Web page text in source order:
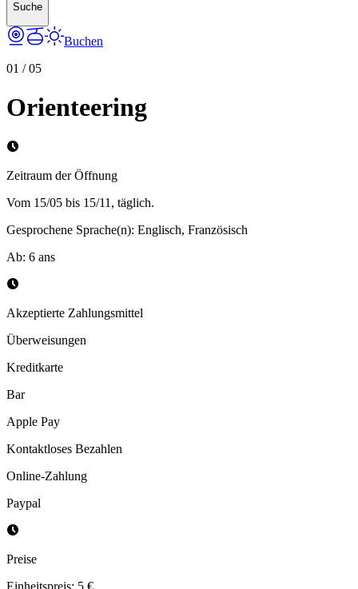
Suche
Buchen
01 /05
Orienteering
Zeitraum der Öffnung
Vom 15/05 bis 15/11, täglich.
Gesprochene Sprache(n): Englisch, Französisch
Ab: 6 ans
Akzeptierte Zahlungsmittel
Überweisungen
Kreditkarte
Bar
Apple Pay
Kontaktloses Bezahlen
Online-Zahlung
Paypal
Preise
Einheitspreis: 5 €